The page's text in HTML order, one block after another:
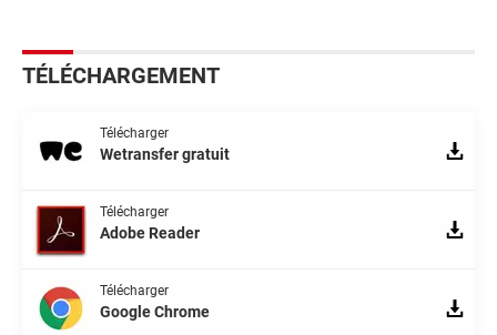
TÉLÉCHARGEMENT
Télécharger
Wetransfer gratuit
Télécharger
Adobe Reader
Télécharger
Google Chrome